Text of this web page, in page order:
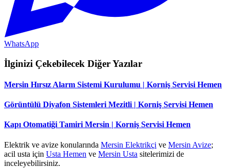
WhatsApp
İlginizi Çekebilecek Diğer Yazılar
Mersin Hırsız Alarm Sistemi Kurulumu | Korniş Servisi Hemen
Görüntülü Diyafon Sistemleri Mezitli | Korniş Servisi Hemen
Kapı Otomatiği Tamiri Mersin | Korniş Servisi Hemen
Elektrik ve avize konularında Mersin Elektrikçi ve Mersin Avize;
acil usta için Usta Hemen ve Mersin Usta sitelerimizi de
inceleyebilirsiniz.